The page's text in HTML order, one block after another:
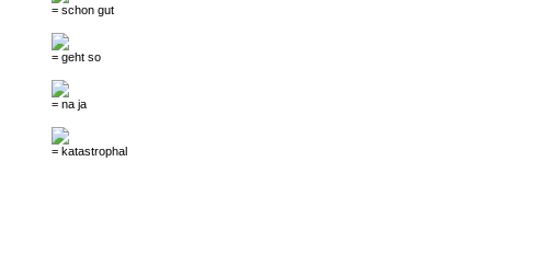
= schon gut
= geht so
= na ja
= katastrophal